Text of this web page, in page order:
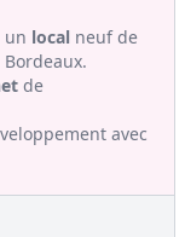
un local neuf de
de
avec